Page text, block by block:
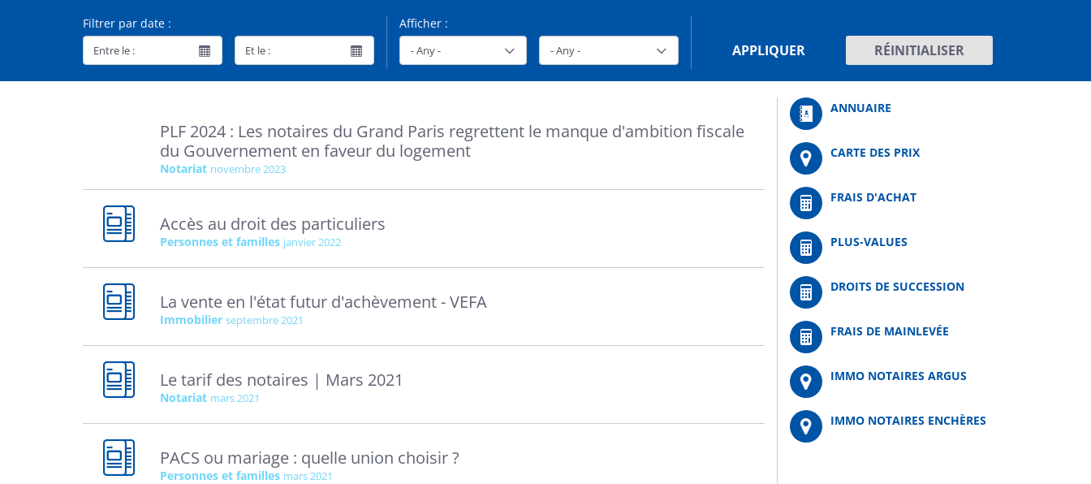
Filtrer par date :
Et le :
Afficher :
Theme
APPLIQUER RÉINITIALISER
PLF 2024 : Les notaires du Grand Paris regrettent le manque d'ambition fiscale
du Gouvernement en faveur du logement
Notariat novembre 2023
Accès au droit des particuliers
Personnes et familles janvier 2022
La vente en l'état futur d'achèvement - VEFA
Immobilier septembre 2021
Le tarif des notaires | Mars 2021
Notariat mars 2021
PACS ou mariage : quelle union choisir ?
Personnes et familles mars 2021
ANNUAIRE
CARTE DES PRIX
FRAIS D'ACHAT
PLUS-VALUES
DROITS DE SUCCESSION
FRAIS DE MAINLEVÉE
IMMO NOTAIRES ARGUS
IMMO NOTAIRES ENCHÈRES